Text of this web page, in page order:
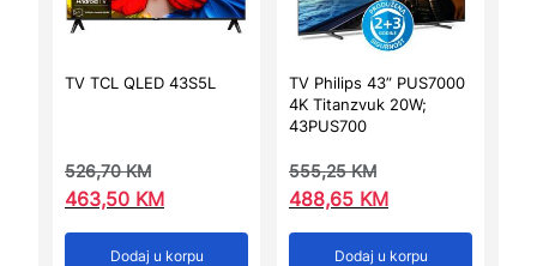
TV TCL QLED 43S5L
526,70KM
463,50 KM
Dodaj u korpu
TV Philips 43” PUS7000
4K Titanzvuk 20W;
43PUS700
555,25KM
488,65 KM
Dodaj u korpu